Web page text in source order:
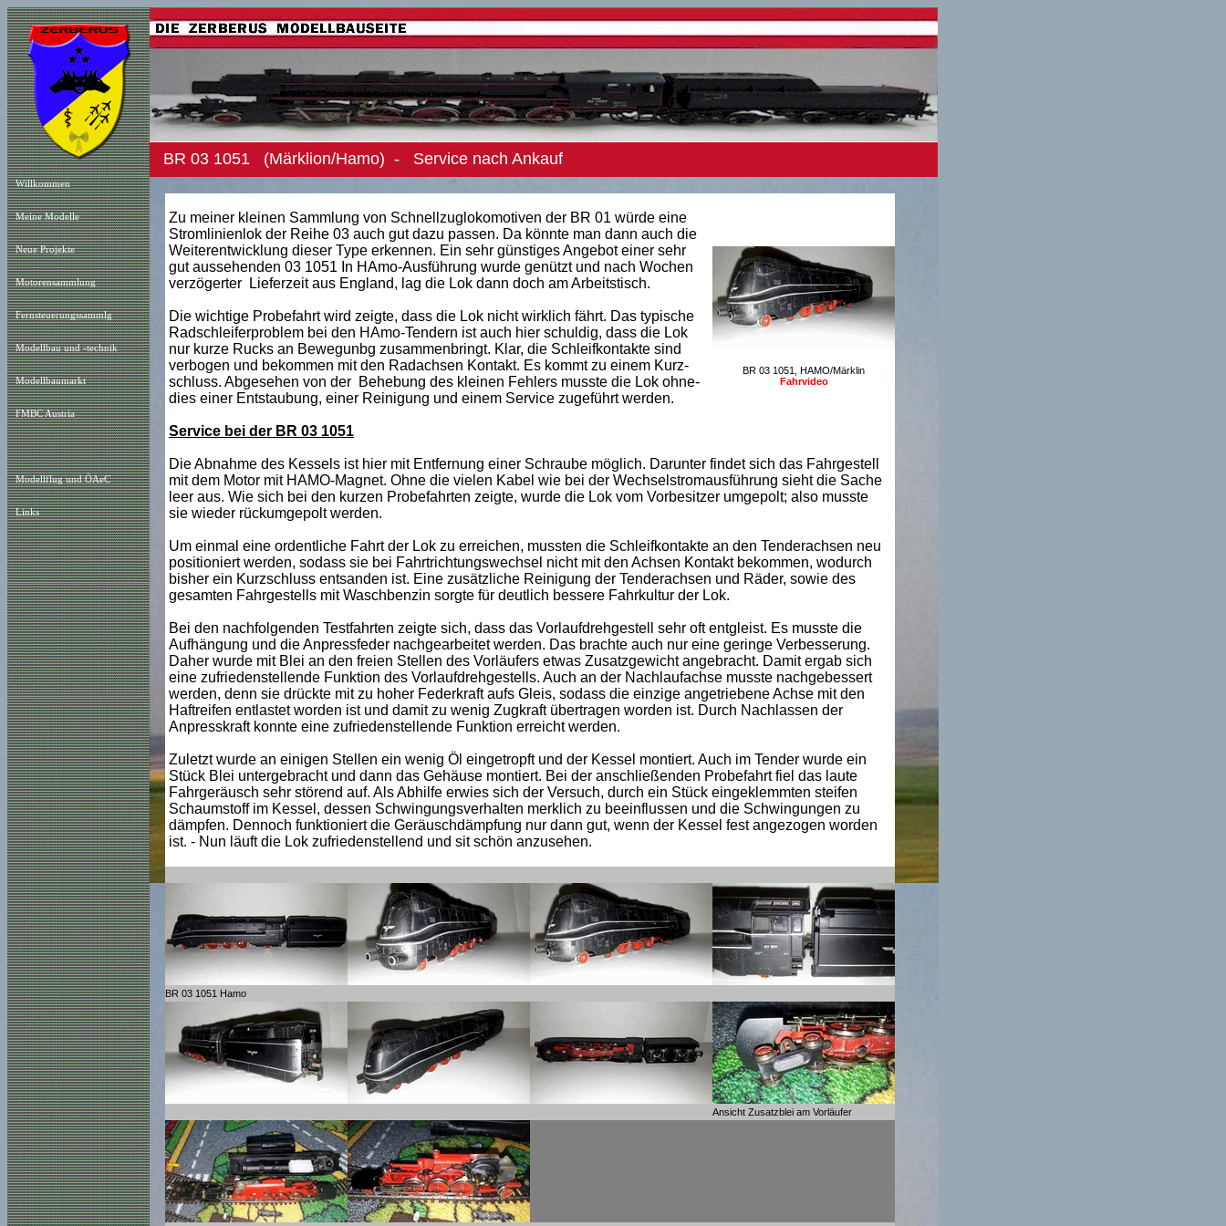
Willkommen
Meine Modelle
Neue Projekte
Motorensammlung
Fernsteuerungssammlg
Modellbau und -technik
Modellbaumarkt
FMBC Austria
Modellflug und ÖAeC
Links
BR 03 1051 (Märklion/Hamo) - Service nach Ankauf
Zu meiner kleinen Sammlung von Schnellzuglokomotiven der BR 01 würde eine
Stromlinienlok der Reihe 03 auch gut dazu passen. Da könnte man dann auch die
Weiterentwicklung dieser Type erkennen. Ein sehr günstiges Angebot einer sehr
gut aussehenden 03 1051 In HAmo-Ausführung wurde genützt und nach Wochen
verzögerter Lieferzeit aus England, lag die Lok dann doch am Arbeitstisch.
Die wichtige Probefahrt wird zeigte, dass die Lok nicht wirklich fährt. Das typische
Radschleiferproblem bei den HAmo-Tendern ist auch hier schuldig, dass die Lok
nur kurze Rucks an Bewegunbg zusammenbringt. Klar, die Schleifkontakte sind
verbogen und bekommen mit den Radachsen Kontakt. Es kommt zu einem Kurz-
schluss. Abgesehen von der Behebung des kleinen Fehlers musste die Lok ohne-
dies einer Entstaubung, einer Reinigung und einem Service zugeführt werden.
BR 03 1051, HAMO/Märklin
Fahrvideo
Service bei der BR 03 1051
Die Abnahme des Kessels ist hier mit Entfernung einer Schraube möglich. Darunter findet sich das Fahrgestell
mit dem Motor mit HAMO-Magnet. Ohne die vielen Kabel wie bei der Wechselstromausführung sieht die Sache
leer aus. Wie sich bei den kurzen Probefahrten zeigte, wurde die Lok vom Vorbesitzer umgepolt; also musste
sie wieder rückumgepolt werden.
Um einmal eine ordentliche Fahrt der Lok zu erreichen, mussten die Schleifkontakte an den Tenderachsen neu
positioniert werden, sodass sie bei Fahrtrichtungswechsel nicht mit den Achsen Kontakt bekommen, wodurch
bisher ein Kurzschluss entsanden ist. Eine zusätzliche Reinigung der Tenderachsen und Räder, sowie des
gesamten Fahrgestells mit Waschbenzin sorgte für deutlich bessere Fahrkultur der Lok.
Bei den nachfolgenden Testfahrten zeigte sich, dass das Vorlaufdrehgestell sehr oft entgleist. Es musste die
Aufhängung und die Anpressfeder nachgearbeitet werden. Das brachte auch nur eine geringe Verbesserung.
Daher wurde mit Blei an den freien Stellen des Vorläufers etwas Zusatzgewicht angebracht. Damit ergab sich
eine zufriedenstellende Funktion des Vorlaufdrehgestells. Auch an der Nachlaufachse musste nachgebessert
werden, denn sie drückte mit zu hoher Federkraft aufs Gleis, sodass die einzige angetriebene Achse mit den
Haftreifen entlastet worden ist und damit zu wenig Zugkraft übertragen worden ist. Durch Nachlassen der
Anpresskraft konnte eine zufriedenstellende Funktion erreicht werden.
Zuletzt wurde an einigen Stellen ein wenig Öl eingetropft und der Kessel montiert. Auch im Tender wurde ein
Stück Blei untergebracht und dann das Gehäuse montiert. Bei der anschließenden Probefahrt fiel das laute
Fahrgeräusch sehr störend auf. Als Abhilfe erwies sich der Versuch, durch ein Stück eingeklemmten steifen
Schaumstoff im Kessel, dessen Schwingungsverhalten merklich zu beeinflussen und die Schwingungen zu
dämpfen. Dennoch funktioniert die Geräuschdämpfung nur dann gut, wenn der Kessel fest angezogen worden
ist. - Nun läuft die Lok zufriedenstellend und sit schön anzusehen.
BR 03 1051 Hamo
Ansicht Zusatzblei am Vorläufer